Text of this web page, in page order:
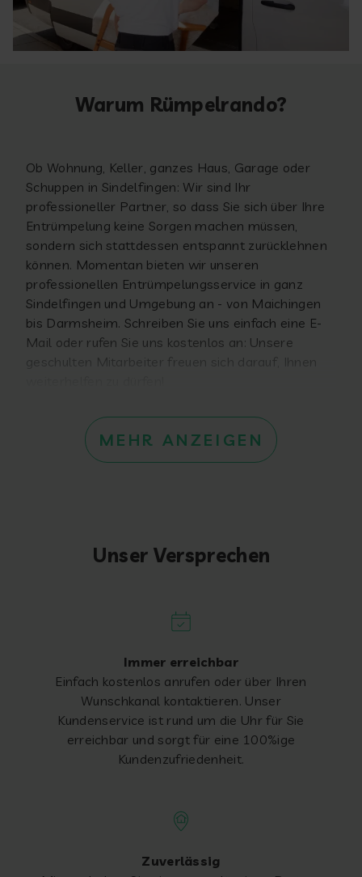
Warum Rümpelrando?
Ob Wohnung, Keller, ganzes Haus, Garage oder
Schuppen in Sindelfingen: Wir sind Ihr
professioneller Partner, so dass Sie sich über Ihre
Entrümpelung keine Sorgen machen müssen,
sondern sich stattdessen entspannt zurücklehnen
können. Momentan bieten wir unseren
professionellen Entrümpelungsservice in ganz
Sindelfingen und Umgebung an - von Maichingen
bis Darmsheim. Schreiben Sie uns einfach eine E-
Mail oder rufen Sie uns kostenlos an: Unsere
geschulten Mitarbeiter freuen sich darauf, Ihnen
MEHR ANZEIGEN
Unser Versprechen
Immer erreichbar
Einfach kostenlos anrufen oder über Ihren
Wunschkanal kontaktieren. Unser
Kundenservice ist rund um die Uhr für Sie
erreichbar und sorgt für eine 100%ige
Kundenzufriedenheit.
Zuverlässig